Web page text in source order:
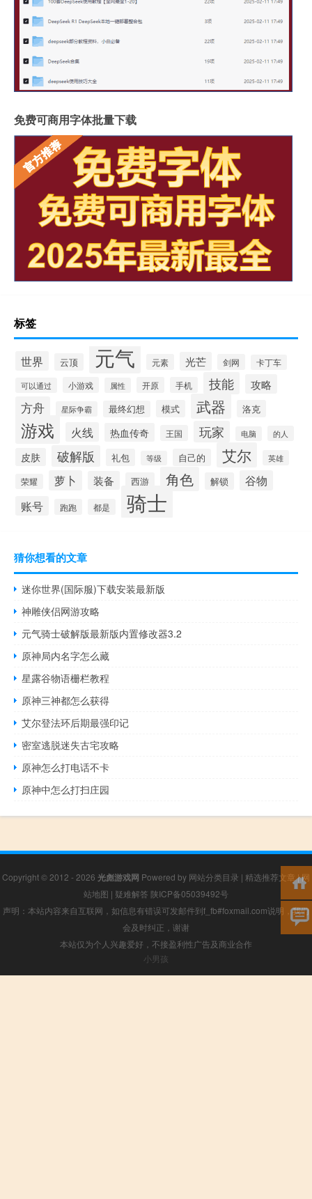
免费可商用字体批量下载
标签
世界 云顶 元气 元素 光芒 剑网 卡丁车
可以通过 小游戏 属性 开原 手机 技能 攻略
方舟 星际争霸 最终幻想 模式 武器 洛克
游戏 火线 热血传奇 王国 玩家 电脑 的人
皮肤 破解版 礼包 等级 自己的 艾尔 英雄
荣耀 萝卜 装备 西游 角色 解锁 谷物
账号 跑跑 都是 骑士
猜你想看的文章
迷你世界(国际服)下载安装最新版
神雕侠侣网游攻略
元气骑士破解版最新版内置修改器3.2
原神局内名字怎么藏
星露谷物语栅栏教程
原神三神都怎么获得
艾尔登法环后期最强印记
密室逃脱迷失古宅攻略
原神怎么打电话不卡
原神中怎么打扫庄园
Copyright © 2012 - 2026 光彪游戏网 Powered by 网站分类目录 | 精选推荐文章 |网
站地图 | 疑难解答 陕ICP备05039492号
声明：本站内容来自互联网，如信息有错误可发邮件到f_fb#foxmail.com说明，我们
会及时纠正，谢谢
本站仅为个人兴趣爱好，不接盈利性广告及商业合作
小男孩